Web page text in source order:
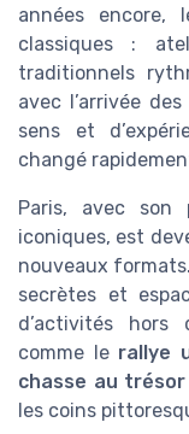
années encore,
classiques :
traditionnels
avec l’arrivée
sens et
changé
Paris, avec son
iconiques, est
nouveaux
secrètes et
d’activités hors
comme le rallye
chasse au trésor
les coins